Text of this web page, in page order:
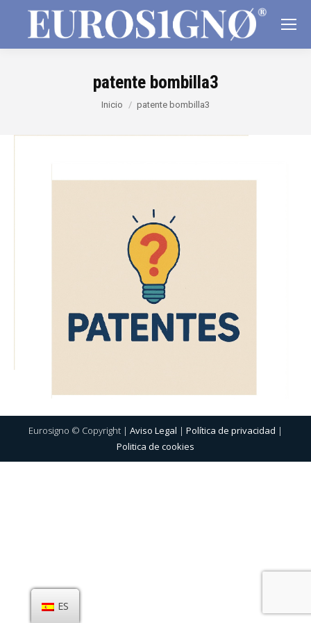
patente bombilla3
Estás aquí:
Inicio patente bombilla3
Eurosigno © Copyright | Aviso Legal | Política de privacidad |
Politica de cookies
ES